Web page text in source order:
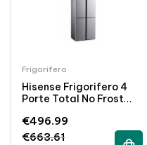
Frigorifero
Hisense Frigorifero 4
Porte Total No Frost
€663.61
€496.99